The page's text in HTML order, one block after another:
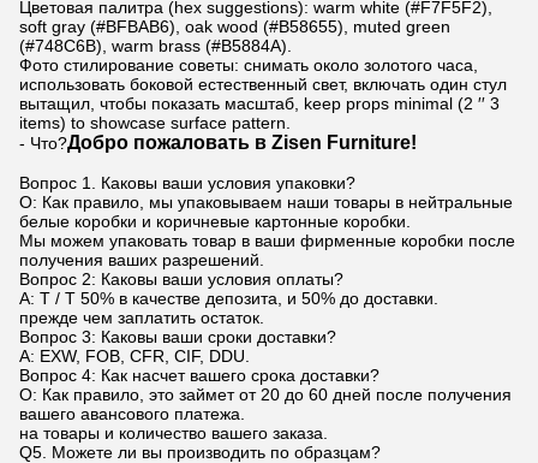
Цветовая палитра (hex suggestions): warm white (#F7F5F2),
soft gray (#BFBAB6), oak wood (#B58655), muted green
(#748C6B), warm brass (#B5884A).
Фото стилирование советы: снимать около золотого часа,
использовать боковой естественный свет, включать один стул
вытащил, чтобы показать масштаб, keep props minimal (2 ′′ 3
items) to showcase surface pattern.
- Что?Добро пожаловать в Zisen Furniture!
Вопрос 1. Каковы ваши условия упаковки?
О: Как правило, мы упаковываем наши товары в нейтральные
белые коробки и коричневые картонные коробки.
Мы можем упаковать товар в ваши фирменные коробки после
получения ваших разрешений.
Вопрос 2: Каковы ваши условия оплаты?
A: T / T 50% в качестве депозита, и 50% до доставки.
прежде чем заплатить остаток.
Вопрос 3: Каковы ваши сроки доставки?
A: EXW, FOB, CFR, CIF, DDU.
Вопрос 4: Как насчет вашего срока доставки?
О: Как правило, это займет от 20 до 60 дней после получения
вашего авансового платежа.
на товары и количество вашего заказа.
Q5. Можете ли вы производить по образцам?